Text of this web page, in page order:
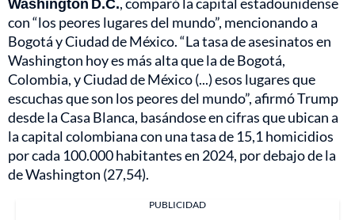
con “los peores lugares del mundo”, mencionando a
Bogotá y Ciudad de México. “La tasa de asesinatos en
Washington hoy es más alta que la de Bogotá,
Colombia, y Ciudad de México (...) esos lugares que
escuchas que son los peores del mundo”, afirmó Trump
desde la Casa Blanca, basándose en cifras que ubican a
la capital colombiana con una tasa de 15,1 homicidios
por cada 100.000 habitantes en 2024, por debajo de la
de Washington (27,54).
PUBLICIDAD